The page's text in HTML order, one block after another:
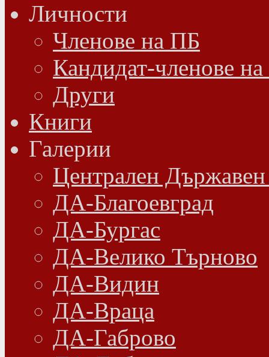
Личности
Членове на ПБ
Кандидат-членове
Други
Книги
Галерии
Централен
ДА-Благоевград
ДА-Бургас
ДА-Велико Търново
ДА-Видин
ДА-Враца
ДА-Габрово